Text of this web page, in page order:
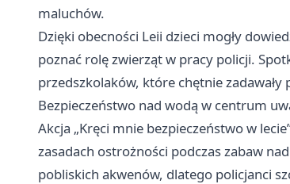
maluchów.
Dzięki obecności Leii dzieci mogły
poznać rolę zwierząt w pracy policji.
przedszkolaków, które chętnie zadawały
Bezpieczeństwo nad wodą w centrum
Akcja „Kręci mnie bezpieczeństwo w
zasadach ostrożności podczas zabaw
pobliskich akwenów, dlatego policjanci